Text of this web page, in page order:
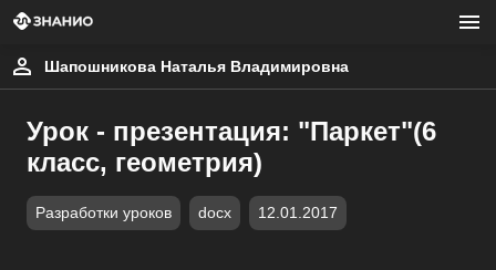
Шапошникова Наталья Владимировна
Урок - презентация: "Паркет"(6
класс, геометрия)
Разработки уроков docx 12.01.2017